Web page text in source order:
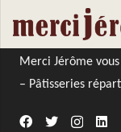
À Propos De Nous
Merci Jérôme
– Pâtisseries